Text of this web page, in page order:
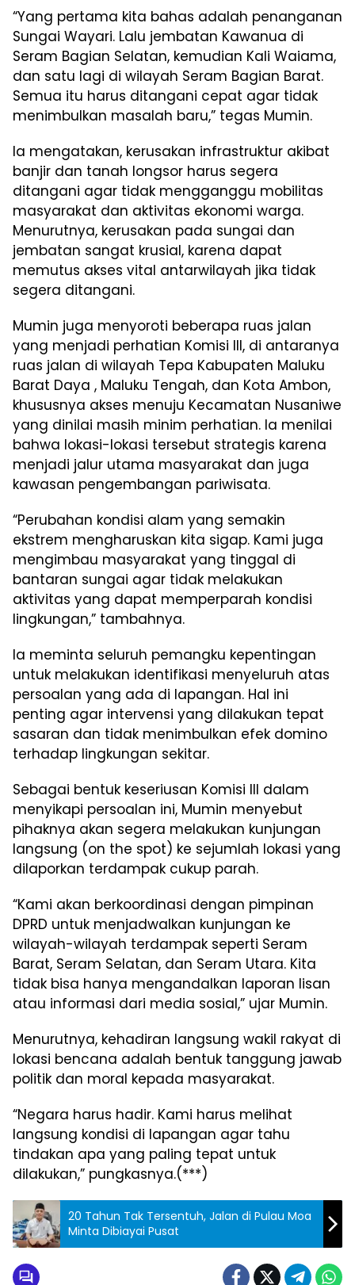
“Yang pertama kita bahas adalah penanganan
Sungai Wayari. Lalu jembatan Kawanua di
Seram Bagian Selatan, kemudian Kali Waiama,
dan satu lagi di wilayah Seram Bagian Barat.
Semua itu harus ditangani cepat agar tidak
menimbulkan masalah baru,” tegas Mumin.
Ia mengatakan, kerusakan infrastruktur akibat
banjir dan tanah longsor harus segera
ditangani agar tidak mengganggu mobilitas
masyarakat dan aktivitas ekonomi warga.
Menurutnya, kerusakan pada sungai dan
jembatan sangat krusial, karena dapat
memutus akses vital antarwilayah jika tidak
segera ditangani.
Mumin juga menyoroti beberapa ruas jalan
yang menjadi perhatian Komisi III, di antaranya
ruas jalan di wilayah Tepa Kabupaten Maluku
Barat Daya , Maluku Tengah, dan Kota Ambon,
khususnya akses menuju Kecamatan Nusaniwe
yang dinilai masih minim perhatian. Ia menilai
bahwa lokasi-lokasi tersebut strategis karena
menjadi jalur utama masyarakat dan juga
kawasan pengembangan pariwisata.
“Perubahan kondisi alam yang semakin
ekstrem mengharuskan kita sigap. Kami juga
mengimbau masyarakat yang tinggal di
bantaran sungai agar tidak melakukan
aktivitas yang dapat memperparah kondisi
lingkungan,” tambahnya.
Ia meminta seluruh pemangku kepentingan
untuk melakukan identifikasi menyeluruh atas
persoalan yang ada di lapangan. Hal ini
penting agar intervensi yang dilakukan tepat
sasaran dan tidak menimbulkan efek domino
terhadap lingkungan sekitar.
Sebagai bentuk keseriusan Komisi III dalam
menyikapi persoalan ini, Mumin menyebut
pihaknya akan segera melakukan kunjungan
langsung (on the spot) ke sejumlah lokasi yang
dilaporkan terdampak cukup parah.
“Kami akan berkoordinasi dengan pimpinan
DPRD untuk menjadwalkan kunjungan ke
wilayah-wilayah terdampak seperti Seram
Barat, Seram Selatan, dan Seram Utara. Kita
tidak bisa hanya mengandalkan laporan lisan
atau informasi dari media sosial,” ujar Mumin.
Menurutnya, kehadiran langsung wakil rakyat di
lokasi bencana adalah bentuk tanggung jawab
politik dan moral kepada masyarakat.
“Negara harus hadir. Kami harus melihat
langsung kondisi di lapangan agar tahu
tindakan apa yang paling tepat untuk
dilakukan,” pungkasnya.(***)
20 Tahun Tak Tersentuh, Jalan di Pulau Moa
Minta Dibiayai Pusat